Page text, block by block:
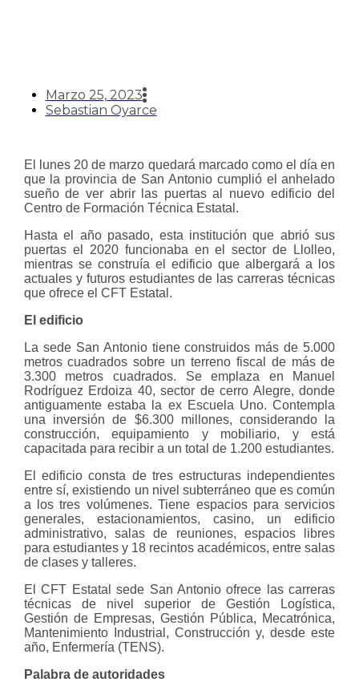
Marzo 25, 2023
Sebastian Oyarce
El lunes 20 de marzo quedará marcado como el día en
que la provincia de San Antonio cumplió el anhelado
sueño de ver abrir las puertas al nuevo edificio del
Centro de Formación Técnica Estatal.
Hasta el año pasado, esta institución que abrió sus
puertas el 2020 funcionaba en el sector de Llolleo,
mientras se construía el edificio que albergará a los
actuales y futuros estudiantes de las carreras técnicas
que ofrece el CFT Estatal.
El edificio
La sede San Antonio tiene construidos más de 5.000
metros cuadrados sobre un terreno fiscal de más de
3.300 metros cuadrados. Se emplaza en Manuel
Rodríguez Erdoiza 40, sector de cerro Alegre, donde
antiguamente estaba la ex Escuela Uno. Contempla
una inversión de $6.300 millones, considerando la
construcción, equipamiento y mobiliario, y está
capacitada para recibir a un total de 1.200 estudiantes.
El edificio consta de tres estructuras independientes
entre sí, existiendo un nivel subterráneo que es común
a los tres volúmenes. Tiene espacios para servicios
generales, estacionamientos, casino, un edificio
administrativo, salas de reuniones, espacios libres
para estudiantes y 18 recintos académicos, entre salas
de clases y talleres.
El CFT Estatal sede San Antonio ofrece las carreras
técnicas de nivel superior de Gestión Logística,
Gestión de Empresas, Gestión Pública, Mecatrónica,
Mantenimiento Industrial, Construcción y, desde este
año, Enfermería (TENS).
Palabra de autoridades